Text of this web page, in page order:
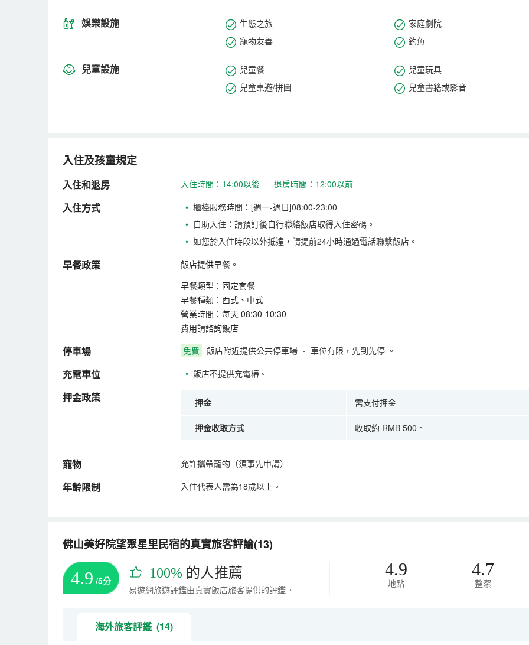
娛樂設施 生態之旅
家庭劇院
寵物友善
釣魚
兒童設施 兒童餐
兒童玩具
兒童桌遊/拼圖
兒童書籍或影音
入住及孩童規定
入住和退房 入住時間：14:00以後 退房時間：12:00以前
入住方式 • 櫃檯服務時間：[週一-週日]08:00-23:00
• 自助入住：請預訂後自行聯絡飯店取得入住密碼。
• 如您於入住時段以外抵達，請提前24小時通過電話聯繫飯店。
早餐政策
飯店提供早餐。
早餐類型：固定套餐
早餐種類：西式、中式
營業時間：每天 08:30-10:30
費用請諮詢飯店
停車場 免費 飯店附近提供公共停車場 。 車位有限，先到先停 。
充電車位 • 飯店不提供充電樁。
押金政策 押金 需支付押金
押金收取方式 收取約 RMB 500。
寵物 允許攜帶寵物（須事先申請）
年齡限制 入住代表人需為18歲以上。
佛山美好院望聚星里民宿的真實旅客評論(13)
4.9 /5分 100% 的人推薦
易遊網旅遊評鑑由真實飯店旅客提供的評鑑。
4.9
地點
4.7
整潔
海外旅客評鑑 (14)